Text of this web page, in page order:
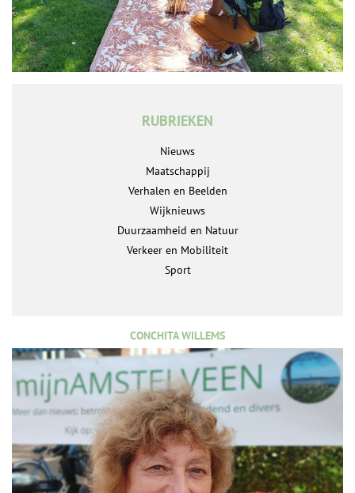
RUBRIEKEN
Nieuws
Maatschappij
Verhalen en Beelden
Wijknieuws
Duurzaamheid en Natuur
Verkeer en Mobiliteit
Sport
CONCHITA WILLEMS